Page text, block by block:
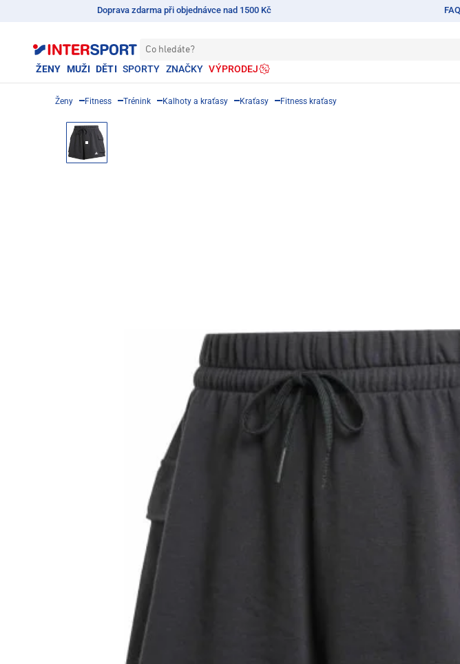
Doprava zdarma při objednávce nad 1500 Kč
Co hledáte?
ŽENY MUŽI DĚTI SPORTY ZNAČKY VÝPRODEJ
Ženy Fitness Trénink Kalhoty a kraťasy Kraťasy Fitness kraťasy